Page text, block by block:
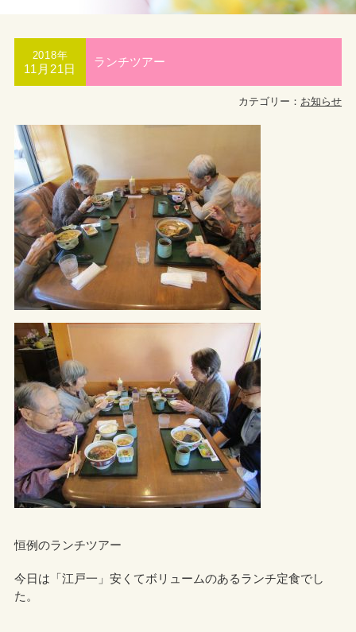
2018年
11月21日
ランチツアー
カテゴリー： お知らせ
恒例のランチツアー
今日は「江戸一」安くてボリュームのあるランチ定食でし
た。